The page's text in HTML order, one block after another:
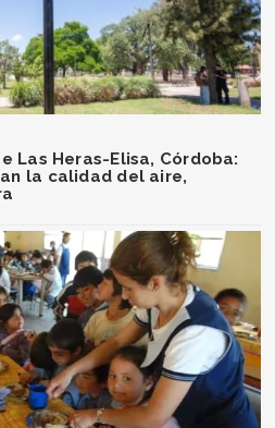
Las Heras-Elisa, Córdoba:
la calidad del aire,